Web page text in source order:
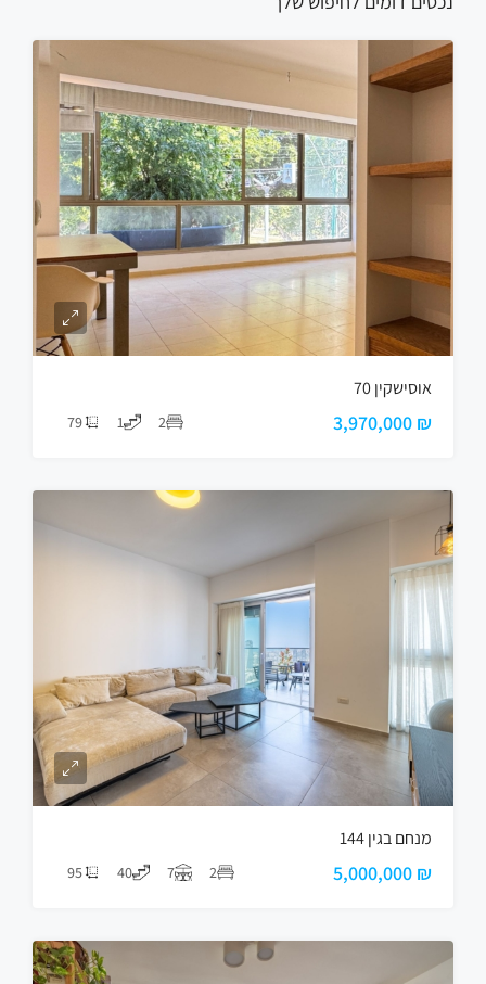
אוסישקין 70
₪ 3,970,000
2
1
79
מנחם בגין 144
₪ 5,000,000
2
7
40
95